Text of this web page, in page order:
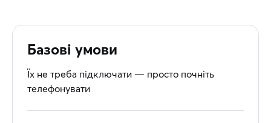
Базові умови
Їх не треба підключати — просто почніть
телефонувати